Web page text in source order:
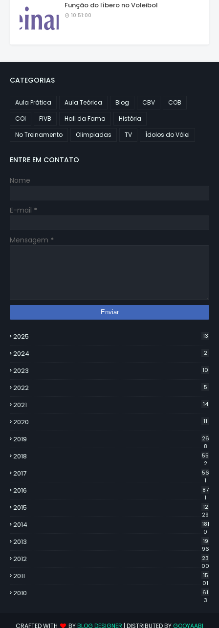
Função do líbero no Voleibol
10:51:00
CATEGORIAS
Aula Prática Aula Teórica Blog CBV
COB
COI
FIVB Hall da Fama
História
No Treinamento
Olimpiadas TV Ídolos do Vôlei
ENTRE EM CONTATO
Nome
E-mail *
Mensagem *
2025 13
2024 2
2023 10
2022 5
2021 14
2020 11
2019
26
8
2018
55
2
2017
56
1
2016
87
1
2015
12
29
2014
181
0
2013
19
96
2012
23
00
2011
15
01
2010
61
3
CRAFTED WITH BYBLOG DESIGNER | DISTRIBUTED BY GOOYAABI